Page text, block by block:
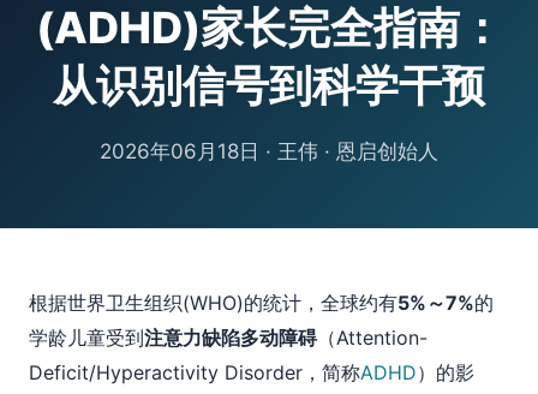
(ADHD)家长完全指南：
从识别信号到科学干预
2026年06月18日 · 王伟 · 恩启创始人
根据世界卫生组织(WHO)的统计，全球约有5%～7%的
学龄儿童受到注意力缺陷多动障碍（Attention-
Deficit/Hyperactivity Disorder，简称ADHD）的影